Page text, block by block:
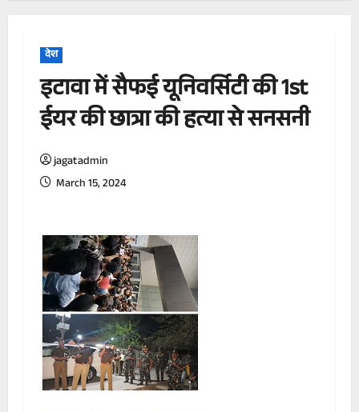
देश
इटावा में सैफई यूनिवर्सिटी की 1st
ईयर की छात्रा की हत्या से सनसनी
jagatadmin
March 15, 2024